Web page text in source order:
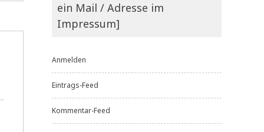
ein Mail / Adresse im
Impressum]
Anmelden
Eintrags-Feed
Kommentar-Feed